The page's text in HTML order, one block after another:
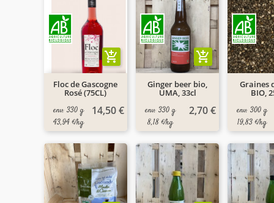
Floc de Gascogne
Rosé (75CL)
add_shopping_cart
env. 330 g
43,94 €/kg
14,50 €
Ginger beer bio,
UMA, 33cl
add_shopping_cart
env. 330 g
8,18 €/kg
2,70 €
Graines
BIO,
env. 300 g
19,83 €/kg